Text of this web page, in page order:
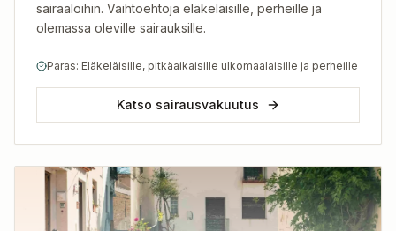
sairaaloihin. Vaihtoehtoja eläkeläisille, perheille ja
olemassa oleville sairauksille.
Paras: Eläkeläisille, pitkäaikaisille ulkomaalaisille ja perheille
Katso sairausvakuutus